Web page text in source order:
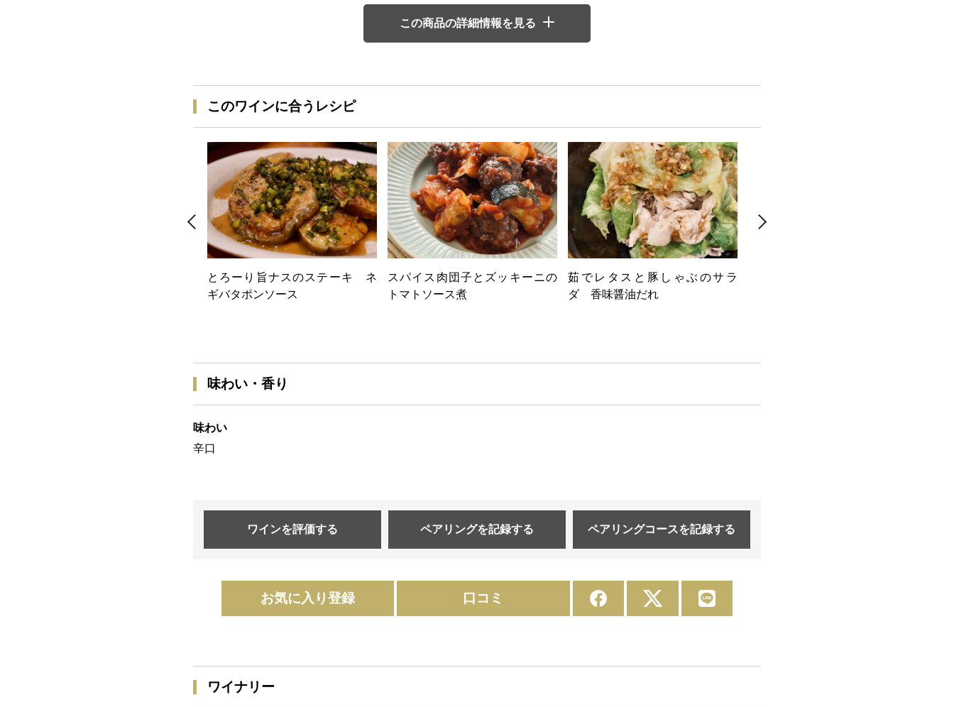
この商品の詳細情報を見る
このワインに合うレシピ
とろーり旨ナスのステーキ ネ
ギバタポンソース
スパイス肉団子とズッキーニの
トマトソース煮
茹でレタスと豚しゃぶのサラ
ダ 香味醤油だれ
味わい・香り
味わい
辛口
ワインを評価する ペアリングを記録する ペアリングコースを記録する
お気に入り登録 口コミ
ワイナリー